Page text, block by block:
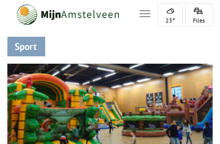
Toggle navigation
23° Files
Sport